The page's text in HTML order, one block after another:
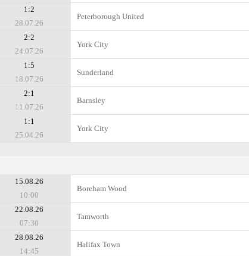
1:2
28.07.26
Peterborough United
2:2
24.07.26
York City
1:5
18.07.26
Sunderland
2:1
11.07.26
Barnsley
1:1
25.04.26
York City
15.08.26
10:00
Boreham Wood
22.08.26
07:30
Tamworth
28.08.26
14:45
Halifax Town